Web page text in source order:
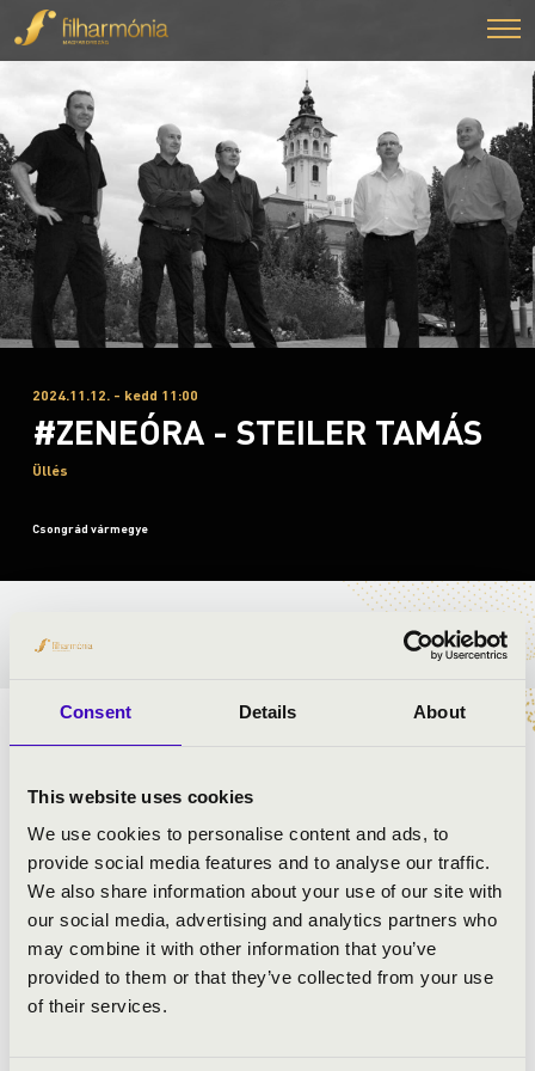
Consent Details About
This website uses cookies
We use cookies to personalise content and ads, to
provide social media features and to analyse our traffic.
We also share information about your use of our site with
our social media, advertising and analytics partners who
may combine it with other information that you’ve
provided to them or that they’ve collected from your use
of their services.
2024.11.12. - kedd 11:00
#ZENEÓRA - STEILER TAMÁS
Üllés
Csongrád vármegye
BÉRLET- ÉS JEGYÁRAK
TÁNCOK A ZENÉBEN
ELŐADÓK:
Steiler Tamás - oboa
Tamás Péter- klarinét
Belházy Gyula- fagott
Kálmán János- kürt
Szabó Norbert- fuvolaművész